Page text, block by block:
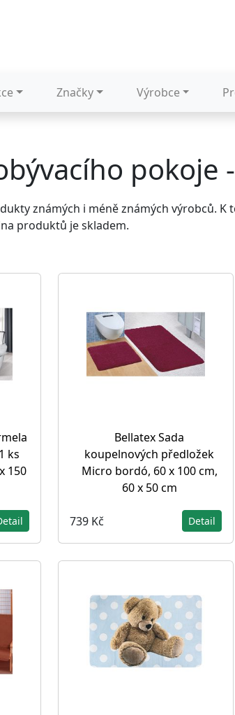
Značky Výrobce
pokoje
známých i méně známých výrobců. K
produktů je skladem.
ks
150
Bellatex Sada
koupelnových předložek
Micro bordó, 60 x 100 cm,
60 x 50 cm
739 Kč Detail